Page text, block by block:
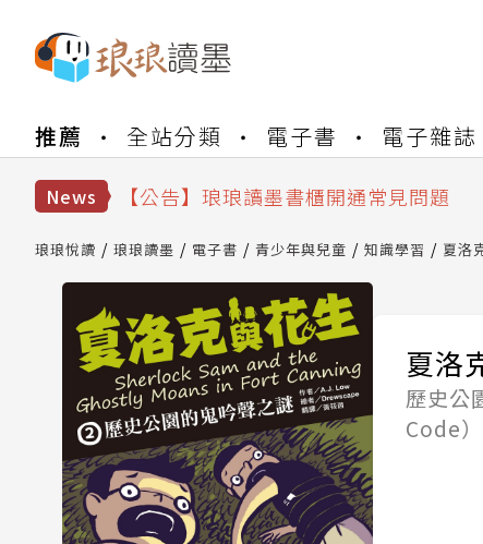
推薦 全站分類 電子書 電子雜誌
News
【公告】因 Readmoo 讀墨系統維護中
【公告】琅琅讀墨書櫃開通常見問題
【公告】琅琅書店服務升級重要說明及
【公告】因 Readmoo 讀墨系統維護中
琅琅悅讀 琅琅讀墨 電子書 青少年與兒童 知識學習 夏洛
夏洛
歷史公
Code）